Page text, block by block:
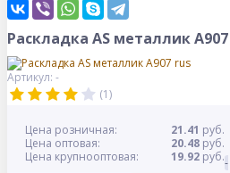
Раскладка AS металлик
Артикул: -
(1)
Цена розничная: 21.41 руб.
Цена оптовая:
20.48 руб.
Цена крупнооптовая:
19.92 руб.-